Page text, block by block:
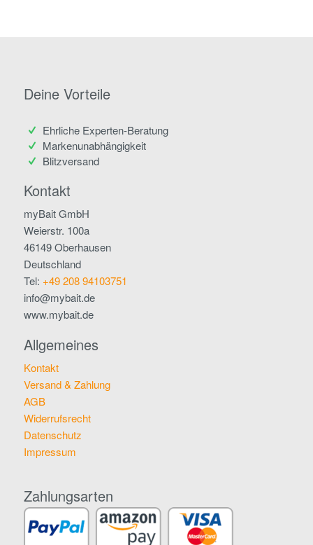
Deine Vorteile
Ehrliche Experten-Beratung
Markenunabhängigkeit
Blitzversand
Kontakt
myBait GmbH
Weierstr. 100a
46149 Oberhausen
Deutschland
Tel: +49 208 94103751
info@mybait.de
www.mybait.de
Allgemeines
Kontakt
Versand & Zahlung
AGB
Widerrufsrecht
Datenschutz
Impressum
Zahlungsarten